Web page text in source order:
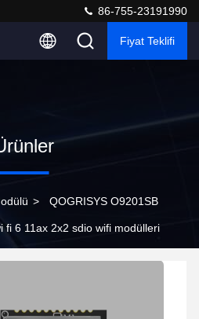
86-755-23191990
Fiyat Teklifi
> QOGRISYS O9201SB
fi 6 11ax 2x2 sdio wifi modülleri